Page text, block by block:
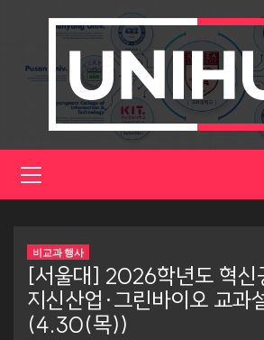
Menu
비교과 행사
[서울대] 2026학년도 혁신
지신산업·그린바이오 교과
(4.30(목))